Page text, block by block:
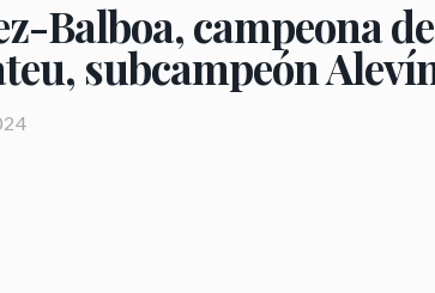
Balboa, campeona
subcampeón